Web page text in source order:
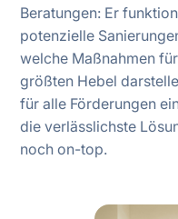
Beratungen: Er
potenzielle
welche Maßnahmen
größten Hebel
für alle Förderungen
die verlässlichste
noch on-top.